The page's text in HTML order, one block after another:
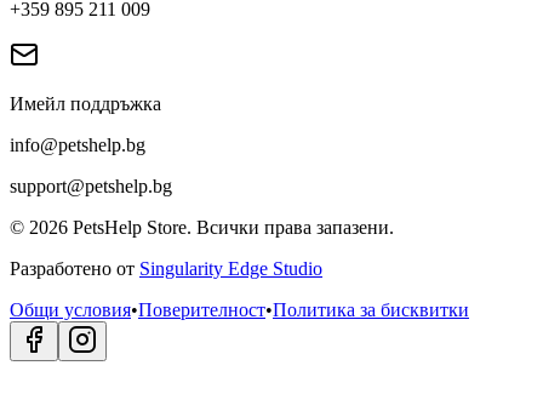
+359 895 211 009
Имейл поддръжка
info@petshelp.bg
support@petshelp.bg
© 2026 PetsHelp Store. Всички права запазени.
Разработено от Singularity Edge Studio
Общи условия•Поверителност•Политика за бисквитки